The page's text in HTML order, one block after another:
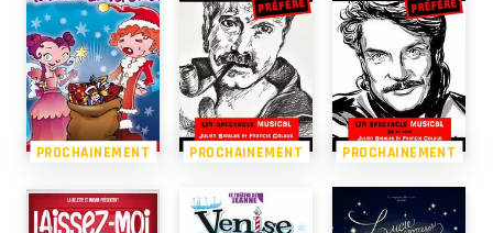
PROCHAINEMENT PROCHAINEMENT PROCHAINEMENT